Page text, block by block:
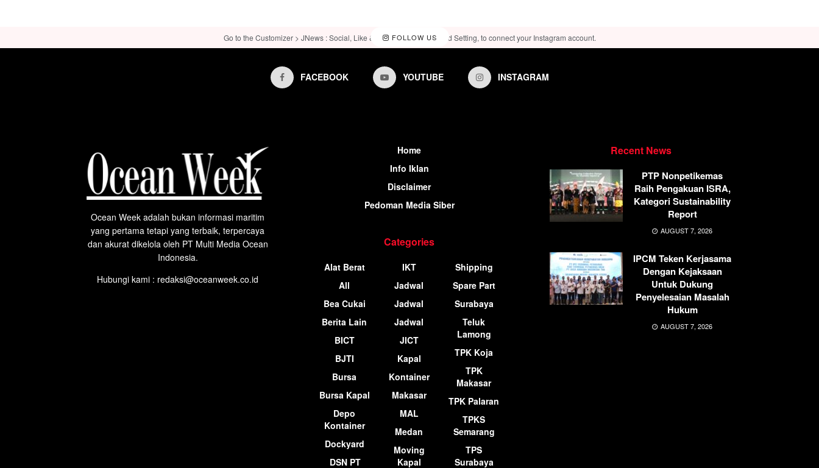
FOLLOW US
Go to the Customizer > JNews : Social, Like & View > Instagram Feed Setting, to connect your Instagram account.
FACEBOOK YOUTUBE INSTAGRAM
Ocean Week adalah bukan informasi maritim
yang pertama tetapi yang terbaik, terpercaya
dan akurat dikelola oleh PT Multi Media Ocean
Indonesia.
Hubungi kami : redaksi@oceanweek.co.id
Home
Info Iklan
Disclaimer
Pedoman Media Siber
Categories
Alat Berat
All
Bea Cukai
Berita Lain
BICT
BJTI
Bursa
Bursa Kapal
Depo
Kontainer
Dockyard
DSN PT
IKT
Jadwal
Jadwal
Jadwal
JICT
Kapal
Kontainer
Makasar
MAL
Medan
Moving
Kapal
Shipping
Spare Part
Surabaya
Teluk
Lamong
TPK Koja
TPK
Makasar
TPK Palaran
TPKS
Semarang
TPS
Surabaya
Recent News
PTP Nonpetikemas
Raih Pengakuan ISRA,
Kategori Sustainability
Report
AUGUST 7, 2026
IPCM Teken Kerjasama
Dengan Kejaksaan
Untuk Dukung
Penyelesaian Masalah
Hukum
AUGUST 7, 2026